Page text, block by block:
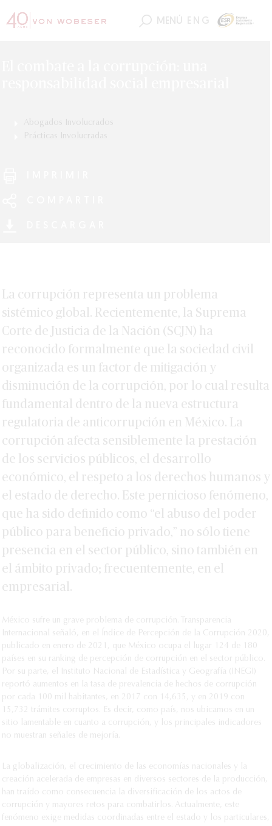
MENÚ ENG
Abogados Involucrados
Diego Sierra
Prácticas Involucradas
La corrupción representa un problema
sistémico global. Recientemente, la Suprema
Corte de Justicia de la Nación (SCJN) ha
reconocido formalmente que la sociedad civil
organizada es un factor de mitigación y
disminución de la corrupción, por lo cual resulta
fundamental dentro de la nueva estructura
regulatoria de anticorrupción en México. La
corrupción afecta sensiblemente la prestación
de los servicios públicos, el desarrollo
económico, el respeto a los derechos humanos y
el estado de derecho. Este pernicioso fenómeno,
que ha sido definido como “el abuso del poder
público para beneficio privado,” no sólo tiene
presencia en el sector público, sino también en
el ámbito privado; frecuentemente, en el
empresarial.
México sufre un grave problema de corrupción. Transparencia
Internacional señaló, en el Índice de Percepción de la Corrupción 2020,
publicado en enero de 2021, que México ocupa el lugar 124 de 180
países en su ranking de percepción de corrupción en el sector público.
Por su parte, el Instituto Nacional de Estadística y Geografía (INEGI)
reportó aumentos en la tasa de prevalencia de hechos de corrupción
por cada 100 mil habitantes, en 2017 con 14,635, y en 2019 con
15,732 trámites corruptos. Es decir, como país, nos ubicamos en un
sitio lamentable en cuanto a corrupción, y los principales indicadores
no muestran señales de mejoría.
La globalización, el crecimiento de las economías nacionales y la
creación acelerada de empresas en diversos sectores de la producción,
han traído como consecuencia la diversificación de los actos de
corrupción y mayores retos para combatirlos. Actualmente, este
fenómeno exige medidas coordinadas entre el estado y los particulares,